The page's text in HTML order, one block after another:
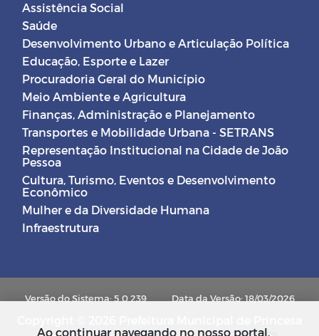
Assistência Social
Saúde
Desenvolvimento Urbano e Articulação Política
Educação, Esporte e Lazer
Procuradoria Geral do Município
Meio Ambiente e Agricultura
Finanças, Administração e Planejamento
Transportes e Mobilidade Urbana - SETRANS
Representação Institucional na Cidade de João
Pessoa
Cultura, Turismo, Eventos e Desenvolvimento
Econômico
Mulher e da Diversidade Humana
Infraestrutura
Versão do Sistema: 5.0.239 Data da Versão: 18/03/2026
Ao continuar navegando no nosso portal,